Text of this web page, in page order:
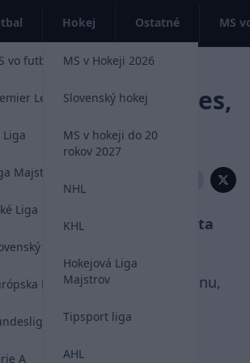
vo futbale 2026
League
Liga
Majstrov
Liga
futbal
Liga
A
Hokej
MS v Hokeji 2026
Slovenský hokej
MS v hokeji do 20
rokov 2027
NHL
KHL
Hokejová Liga
Majstrov
Tipsport liga
AHL
Ostatné MS
Greif zmení dres,
Zdieľať:
opustí počas leta
aj na najbližšiu sezónu,